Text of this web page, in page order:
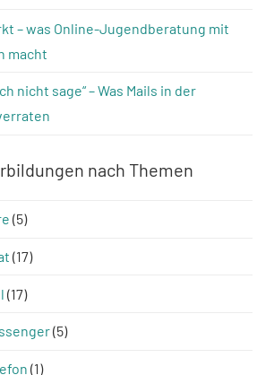
– was Online-Jugendberatung mit
macht
nicht sage“ – Was Mails in der
nach Themen
(5)
(17)
(17)
(5)
(1)